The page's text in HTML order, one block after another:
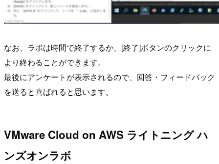
なお、ラボは時間で終了するか、[終了]ボタンのクリックに
より終わることができます。
最後にアンケートが表示されるので、回答・フィードバック
を送ると喜ばれると思います。
VMware Cloud on AWS ライトニング ハ
ンズオンラボ